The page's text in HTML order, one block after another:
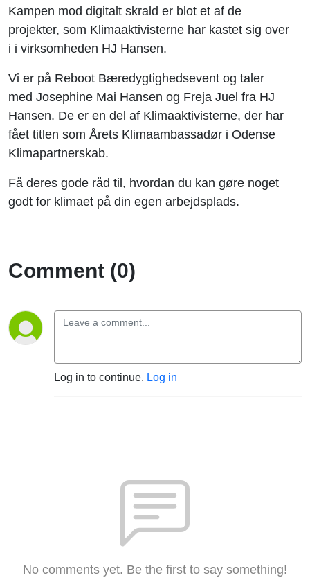
Kampen mod digitalt skrald er blot et af de
projekter, som Klimaaktivisterne har kastet sig over
i i virksomheden HJ Hansen.
Vi er på Reboot Bæredygtighedsevent og taler
med Josephine Mai Hansen og Freja Juel fra HJ
Hansen. De er en del af Klimaaktivisterne, der har
fået titlen som Årets Klimaambassadør i Odense
Klimapartnerskab.
Få deres gode råd til, hvordan du kan gøre noget
godt for klimaet på din egen arbejdsplads.
Comment (0)
Log in to continue. Log in
No comments yet. Be the first to say something!